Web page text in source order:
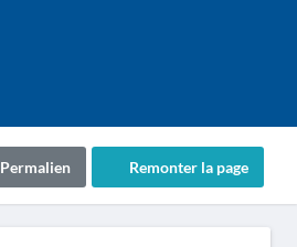
Remonter la page
Permalien